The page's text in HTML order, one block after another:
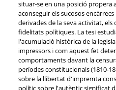
situar-se en una posició propera
aconseguir els sucosos
derivades de la seva activitat,
fidelitats polítiques. La tesi
l'acumulació històrica de la
impressors i com aquest fet
comportaments davant la
períodes constitucionals (1810-
sobre la llibertat d'impremta
polític sobre l'autèntic significat